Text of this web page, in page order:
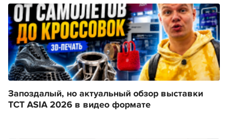
Запоздалый, но актуальный обзор выставки
TCT ASIA 2026 в видео формате